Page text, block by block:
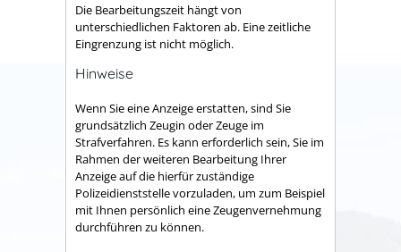
Die Bearbeitungszeit hängt von
unterschiedlichen Faktoren ab. Eine zeitliche
Eingrenzung ist nicht möglich.
Hinweise
Wenn Sie eine Anzeige erstatten, sind Sie
grundsätzlich Zeugin oder Zeuge im
Strafverfahren. Es kann erforderlich sein, Sie im
Rahmen der weiteren Bearbeitung Ihrer
Anzeige auf die hierfür zuständige
Polizeidienststelle vorzuladen, um zum Beispiel
mit Ihnen persönlich eine Zeugenvernehmung
durchführen zu können.